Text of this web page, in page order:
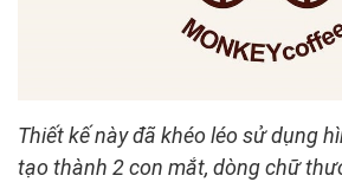
Thiết kế này đã khéo léo sử dụng
tạo thành 2 con mắt, dòng chữ